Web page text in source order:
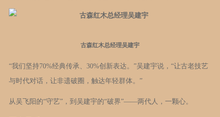
古森红木总经理吴建宇
“我们坚持70%经典传承、30%创新表达。”吴建宇说，“让古老技艺
与时代对话，让非遗破圈，触达年轻群体。”
从吴飞阳的“守艺”，到吴建宇的“破界”——两代人，一颗心。